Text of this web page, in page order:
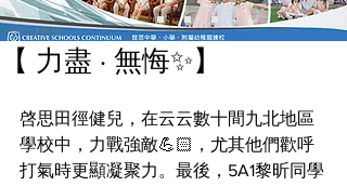
【 力盡 · 無悔✨】
啓思田徑健兒，在云云數十間九北地區
學校中，力戰強敵💪🏻，尤其他們歡呼
打氣時更顯凝聚力。最後，5A1黎昕同學